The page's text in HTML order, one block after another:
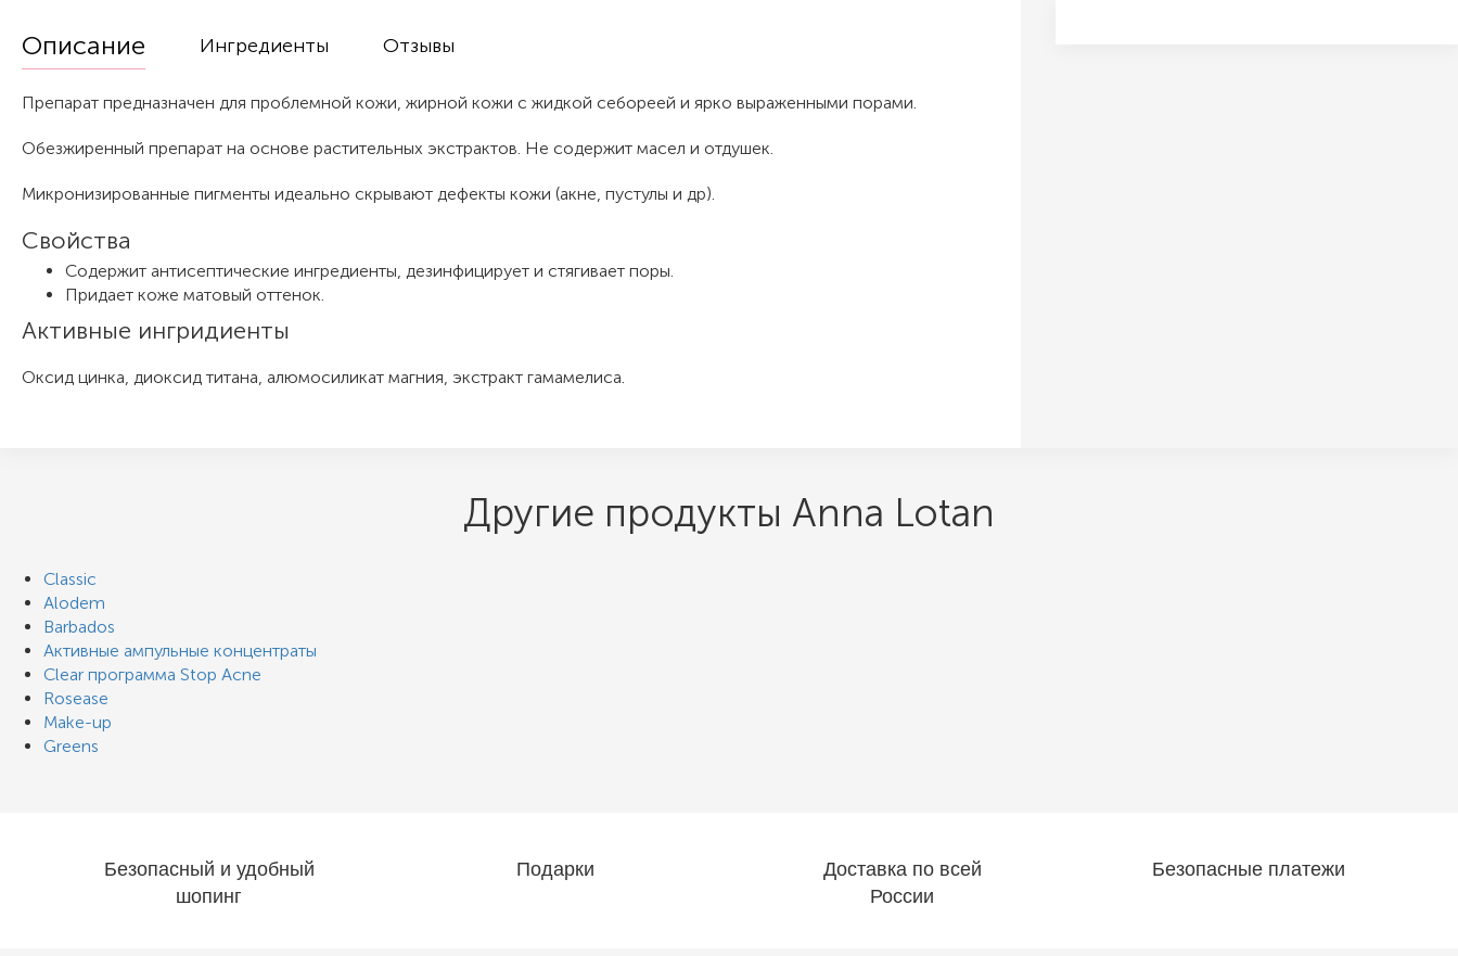
Описание Ингредиенты Отзывы
Препарат предназначен для проблемной кожи, жирной кожи с жидкой себореей и ярко выраженными порами.
Обезжиренный препарат на основе растительных экстрактов. Не содержит масел и отдушек.
Микронизированные пигменты идеально скрывают дефекты кожи (акне, пустулы и др).
Свойства
Содержит антисептические ингредиенты, дезинфицирует и стягивает поры.
Придает коже матовый оттенок.
Активные ингридиенты
Оксид цинка, диоксид титана, алюмосиликат магния, экстракт гамамелиса.
Другие продукты Anna Lotan
Classic
Alodem
Barbados
Активные ампульные концентраты
Clear программа Stop Acne
Rosease
Make-up
Greens
Безопасный и удобный
шопинг
Подарки
Доставка по всей
России
Безопасные платежи